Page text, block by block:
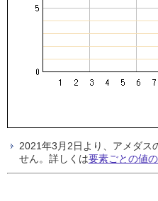
2021年3月2日より、アメダス
せん。詳しくは要素ごとの値